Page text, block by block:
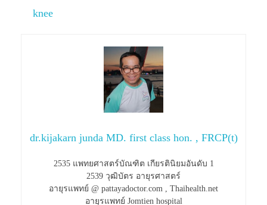
knee
dr.kijakarn junda MD. first class hon. , FRCP(t)
2535 แพทยศาสตร์บัณฑิต เกียรตินิยมอันดับ 1
2539 วุฒิบัตร อายุรศาสตร์
อายุรแพทย์ @ pattayadoctor.com , Thaihealth.net
อายุรแพทย์ Jomtien hospital